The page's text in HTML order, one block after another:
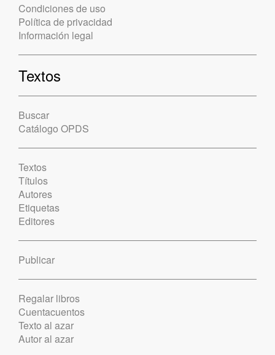
Condiciones de uso
Política de privacidad
Información legal
Textos
Buscar
Catálogo OPDS
Textos
Títulos
Autores
Etiquetas
Editores
Publicar
Regalar libros
Cuentacuentos
Texto al azar
Autor al azar